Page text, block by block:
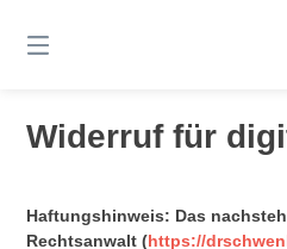
zum
Widerruf für
Haftungshinweis: Das
Rechtsanwalt (https://